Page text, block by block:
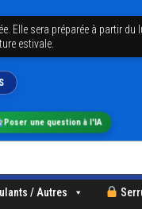
Poser une question à l'IA
Elle sera préparée à partir du
estivale.
/ Autres